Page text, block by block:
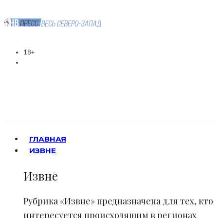
18+
ГЛАВНАЯ
ИЗВНЕ
Извне
Рубрика «Извне» предназначена для тех, кто
интересуется происходящим в регионах